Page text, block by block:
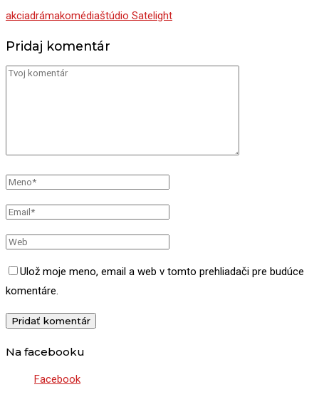
akciadrámakomédiaštúdio Satelight
Pridaj komentár
Ulož moje meno, email a web v tomto prehliadači pre budúce
komentáre.
Na facebooku
Facebook